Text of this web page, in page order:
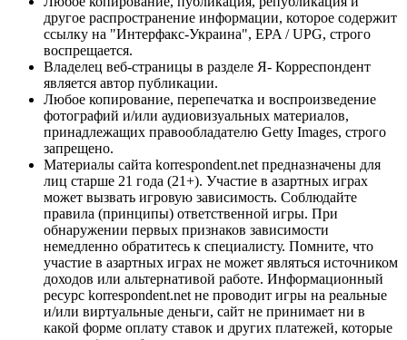
другое распространение информации, которое содержит
ссылку на "Интерфакс-Украина", EPA / UPG, строго
воспрещается.
Владелец веб-страницы в разделе Я- Корреспондент
является автор публикации.
Любое копирование, перепечатка и воспроизведение
фотографий и/или аудиовизуальных материалов,
принадлежащих правообладателю Getty Images, строго
запрещено.
Материалы сайта korrespondent.net предназначены для
лиц старше 21 года (21+). Участие в азартных играх
может вызвать игровую зависимость. Соблюдайте
правила (принципы) ответственной игры. При
обнаружении первых признаков зависимости
немедленно обратитесь к специалисту. Помните, что
участие в азартных играх не может являться источником
доходов или альтернативой работе. Информационный
ресурс korrespondent.net не проводит игры на реальные
и/или виртуальные деньги, сайт не принимает ни в
какой форме оплату ставок и других платежей, которые